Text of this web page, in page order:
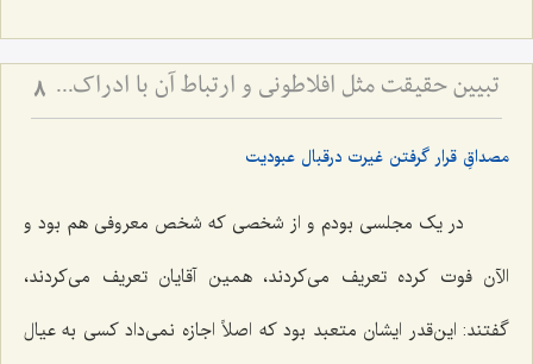
تبیین حقیقت مثل افلاطونی و ارتباط آن با ادراک - نقش تصرفات مثال در تحقق حقایق و افعال انسانی 8
مصداقِ قرار گرفتن غیرت درقبال عبودیت
در یک مجلسى بودم و از شخصى که شخص معروفى هم بود و
الآن فوت کرده تعریف مى‌کردند، همین آقایان تعریف مى‌کردند،
گفتند: این‌قدر ایشان متعبد بود که اصلاً اجازه نمى‌داد کسى به عیال